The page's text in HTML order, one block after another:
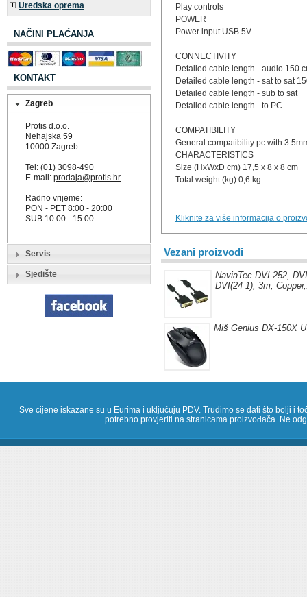
Uredska oprema
NAČINI PLAĆANJA
KONTAKT
Zagreb
Protis d.o.o.
Nehajska 59
10000 Zagreb
Tel: (01) 3098-490
E-mail:prodaja@protis.hr
Radno vrijeme:
PON - PET 8:00 - 20:00
SUB 10:00 - 15:00
Servis
Sjedište
Play controls
POWER
Power input USB 5V
CONNECTIVITY
Detailed cable length - audio 150
Detailed cable length - sat to sat
Detailed cable length - sub to sat
Detailed cable length - to PC
COMPATIBILITY
General compatibility pc with
CHARACTERISTICS
Size (HxWxD cm) 17,5 x 8 x 8 cm
Total weight (kg) 0,6 kg
Kliknite za više informacija o
Vezani proizvodi
NaviaTec DVI-252,
DVI(24 1), 3m,
Miš Genius DX-150X
Sve cijene iskazane su u Eurima i uključuju PDV. Trudimo se dati što bolji i
potrebno provjeriti na stranicama proizvođača. Ne